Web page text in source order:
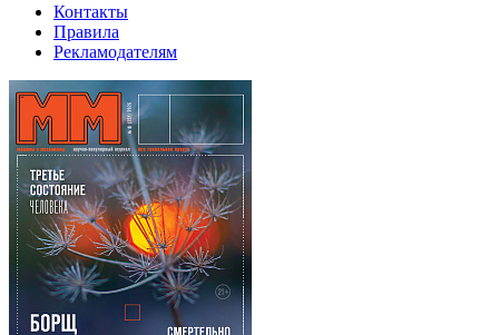
Контакты
Правила
Рекламодателям